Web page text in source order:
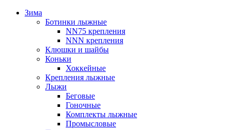
Зима
Ботинки лыжные
NN75 крепления
NNN крепления
Клюшки и шайбы
Коньки
Хоккейные
Крепления лыжные
Лыжи
Беговые
Гоночные
Комплекты лыжные
Промысловые